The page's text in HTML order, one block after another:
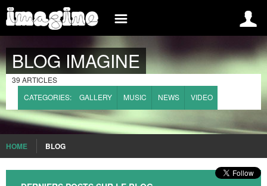
BELGIUM
INTERNATIONAL
INFO
IMAGINE, C’EST QUOI?
LE RÉGLEMENT
EVÉNEMENTS
GROUPES
INSCREVA-SE AGORA
INSCRIPTION
CONNEXION
BLOG IMAGINE
39 ARTICLES
CATEGORIES:
GALLERY MUSIC NEWS VIDEO
HOME BLOG